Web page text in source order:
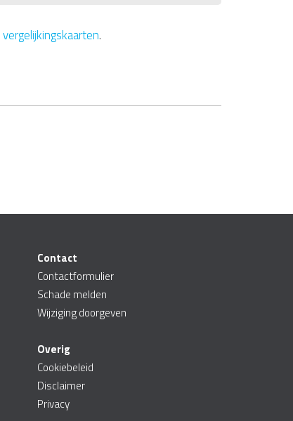
vergelijkingskaarten.
Contact
Contactformulier
Schade melden
Wijziging doorgeven
Overig
Cookiebeleid
Disclaimer
Privacy